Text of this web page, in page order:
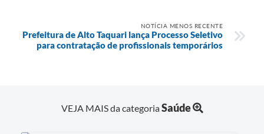
NOTÍCIA MENOS RECENTE
Prefeitura de Alto Taquari lança Processo Seletivo
para contratação de profissionais temporários
VEJA MAIS da categoriaSaúde